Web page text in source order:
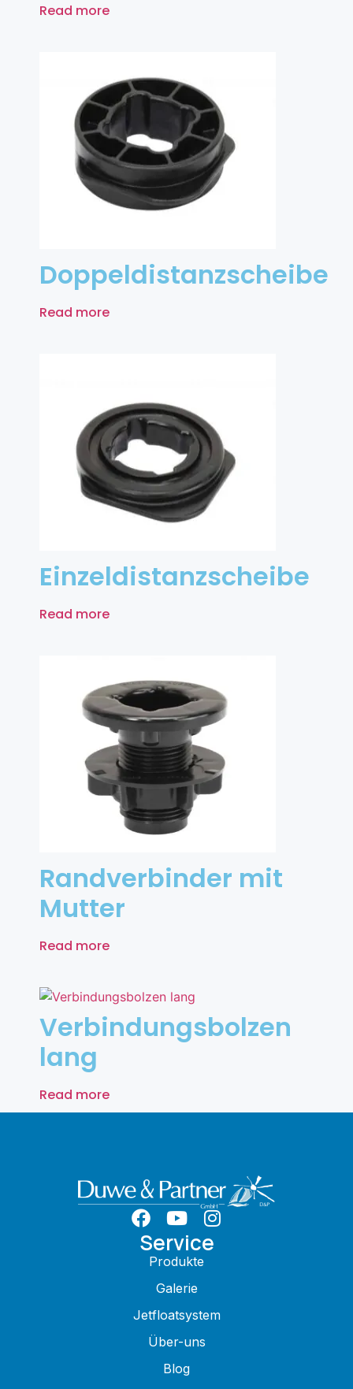
Read more
Doppeldistanzscheibe
Read more
Einzeldistanzscheibe
Read more
Randverbinder mit
Mutter
Read more
Verbindungsbolzen
lang
Read more
Service
Produkte
Galerie
Jetfloatsystem
Über-uns
Blog